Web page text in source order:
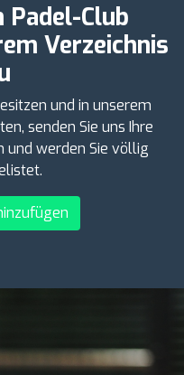
Padel-Club
Verzeichnis
und in unserem
senden Sie uns Ihre
und werden Sie völlig